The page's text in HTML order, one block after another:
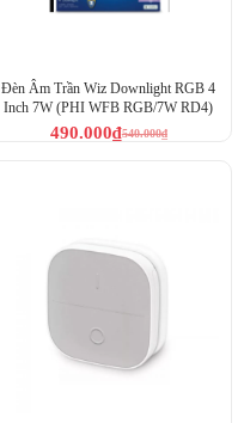
Đèn Âm Trần Wiz Downlight RGB 4
Inch 7W (PHI WFB RGB/7W RD4)
540.000₫
490.000₫